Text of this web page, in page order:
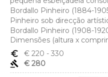
Bordallo Pinheiro (1884-
Pinheiro sob direcção
Bordallo Pinheiro (1908-
Dimensões (altura x
euro_symbol
€ 220 - 330
gavel
€ 280